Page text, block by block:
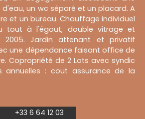
un wc séparé et un placard. A
et un bureau. Chauffage individuel
tout à l'égout, double vitrage et
2005. Jardin attenant et privatif
une dépendance faisant office de
Copropriété de 2 Lots avec syndic
annuelles : cout assurance de la
+33 6 64 12 03